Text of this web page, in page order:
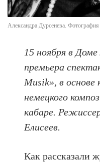
Александра Дурсенева.
15 ноября в
премьера
Musik», в
немецкого
кабаре.
Елисеев.
Как рассказали